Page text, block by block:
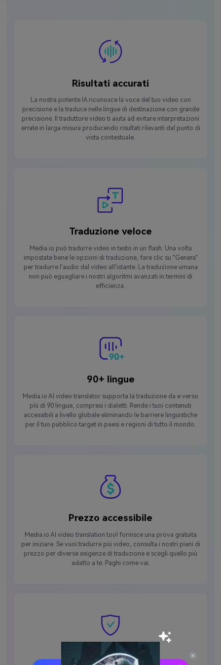
Risultati accurati
La nostra potente IA riconosce la voce del tuo video con
precisione e la traduce nelle lingue di destinazione con grande
precisione. Il traduttore video ti aiuta ad evitare interpretazioni
errate in larga misura producendo risultati rilevanti dal punto di
vista contestuale.
Traduzione veloce
Media.io può tradurre video in testo in un flash. Una volta
impostate bene le opzioni di traduzione, fare clic su "Genera"
per tradurre l'audio dal video all'istante. La traduzione umana
non può eguagliare i nostri algoritmi avanzati in termini di
efficienza.
90+ lingue
Media.io AI video translator supporta la traduzione da e verso
più di 90 lingue, compresi i dialetti. Rende i tuoi contenuti
accessibili a livello globale eliminando le barriere linguistiche
per il tuo pubblico target in paesi e regioni di tutto il mondo.
Prezzo accessibile
Media.io AI video translation tool fornisce una prova gratuita
per iniziare. Se vuoi tradurre più video, consulta i nostri piani di
prezzo per diverse esigenze di traduzione e scegli quello più
adatto a te. Paghi come vai.
Facile da usare